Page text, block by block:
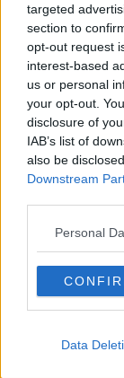
targeted
section to
opt-out request
interest-based
us or personal
your opt-out.
disclosure of
IAB’s list of
also be
Downstream
Personal
Data
Altri
Balzo